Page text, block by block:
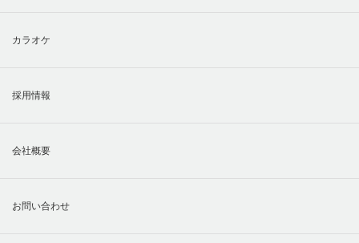
カラオケ
採用情報
会社概要
お問い合わせ